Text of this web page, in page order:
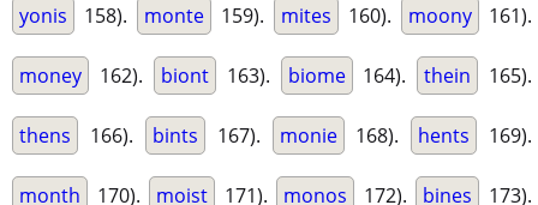
yonis 158). monte 159). mites 160). moony 161).
money 162). biont 163). biome 164). thein 165).
thens 166). bints 167). monie 168). hents 169).
month 170). moist 171). monos 172). bines 173).